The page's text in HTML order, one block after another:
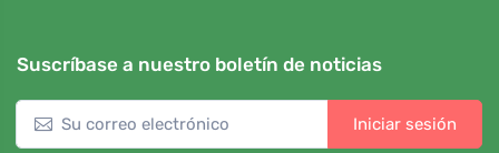
Suscríbase a nuestro boletín de noticias
Iniciar sesión